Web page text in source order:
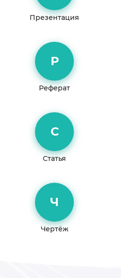
Презентация
Р
Реферат
С
Статья
Ч
Чертёж